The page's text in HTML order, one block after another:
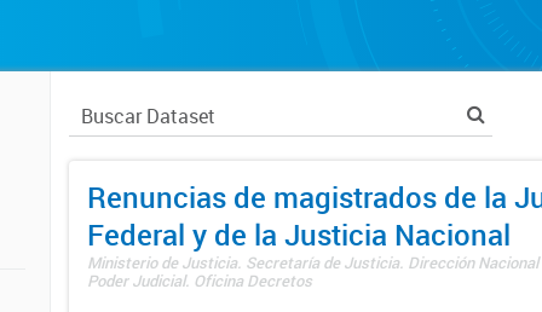
Renuncias de magistrados de la
Federal y de la Justicia Nacional
Ministerio de Justicia. Secretaría de Justicia. Dirección Nacional
Poder Judicial. Oficina Decretos